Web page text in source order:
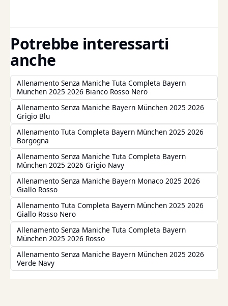
Potrebbe interessarti
anche
Allenamento Senza Maniche Tuta Completa Bayern
München 2025 2026 Bianco Rosso Nero
Allenamento Senza Maniche Bayern München 2025 2026
Grigio Blu
Allenamento Tuta Completa Bayern München 2025 2026
Borgogna
Allenamento Senza Maniche Tuta Completa Bayern
München 2025 2026 Grigio Navy
Allenamento Senza Maniche Bayern Monaco 2025 2026
Giallo Rosso
Allenamento Tuta Completa Bayern München 2025 2026
Giallo Rosso Nero
Allenamento Senza Maniche Tuta Completa Bayern
München 2025 2026 Rosso
Allenamento Senza Maniche Bayern München 2025 2026
Verde Navy